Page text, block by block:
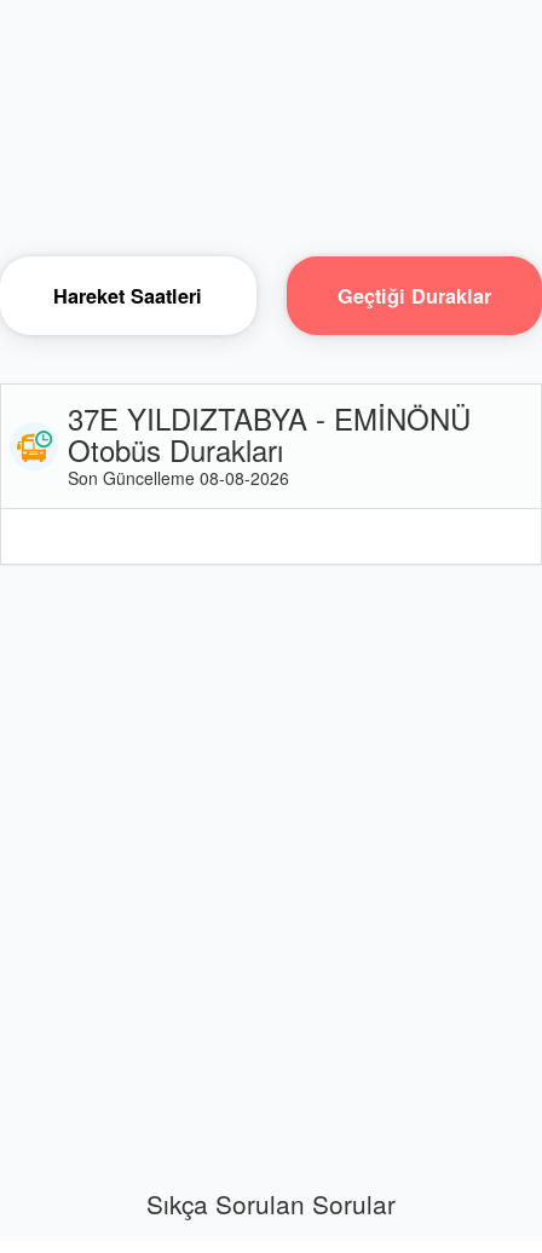
Hareket Saatleri Geçtiği Duraklar
37E YILDIZTABYA - EMİNÖNÜ
Otobüs Durakları
Son Güncelleme 08-08-2026
Sıkça Sorulan Sorular